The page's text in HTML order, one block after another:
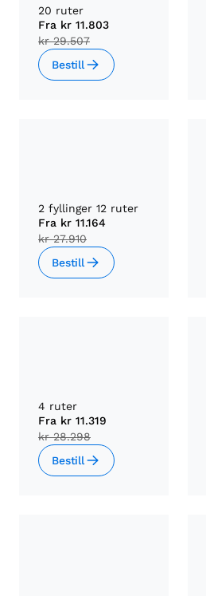
20 ruter
Fra kr 11.803
kr 29.507
Bestill
2 fyllinger 12 ruter
Fra kr 11.164
kr 27.910
Bestill
4 ruter
Fra kr 11.319
kr 28.298
Bestill